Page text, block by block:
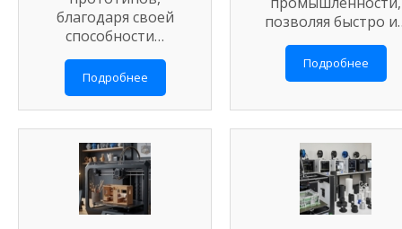
благодаря своей
способности…
Подробнее
позволяя быстро
Подробнее